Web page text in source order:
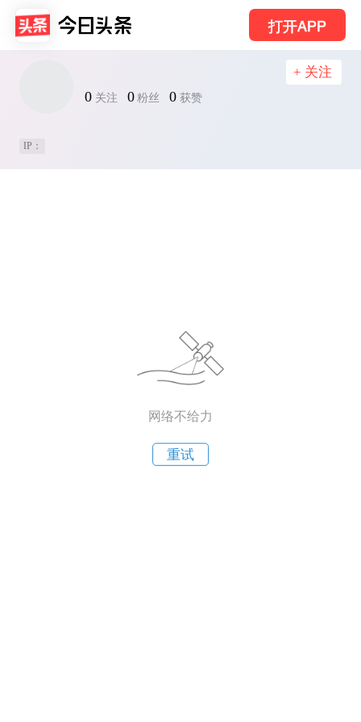
打开APP
0 关注 0 粉丝 0 获赞
+ 关注
IP：
网络不给力
重试